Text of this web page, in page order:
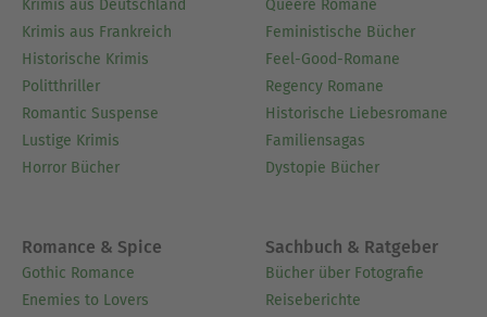
Krimis aus Deutschland
Krimis aus Frankreich
Historische Krimis
Politthriller
Romantic Suspense
Lustige Krimis
Horror Bücher
Queere Romane
Feministische Bücher
Feel-Good-Romane
Regency Romane
Historische Liebesromane
Familiensagas
Dystopie Bücher
Romance & Spice
Gothic Romance
Enemies to Lovers
Sachbuch & Ratgeber
Bücher über Fotografie
Reiseberichte